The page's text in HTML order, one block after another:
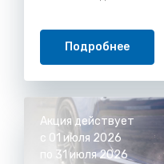
Подробнее
Акция действует
с 01 июля 2026
по 31 июля 2026